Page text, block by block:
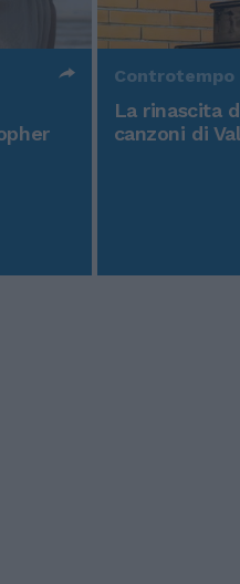
Controtempo
La rinascita
canzoni di